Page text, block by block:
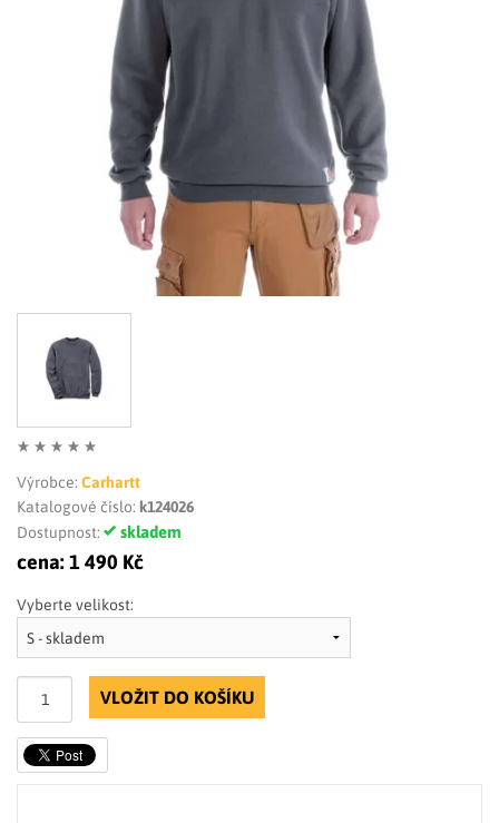
LIMITOVANÉ EDICE
Výrobce: Carhartt
Katalogové číslo: k124026
Dostupnost:
skladem
cena:1 490 Kč
Vyberte velikost:
VLOŽIT DO KOŠÍKU